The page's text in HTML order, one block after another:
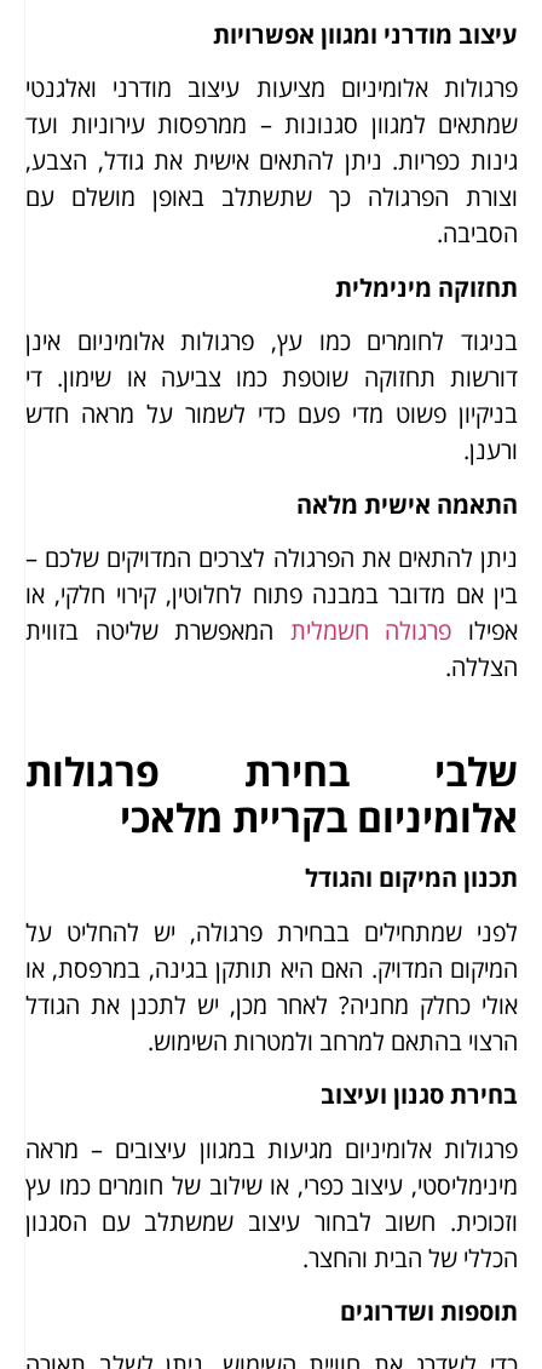
עיצוב מודרני ומגוון אפשרויות
פרגולות אלומיניום מציעות עיצוב מודרני ואלגנטי
שמתאים למגוון סגנונות – ממרפסות עירוניות ועד
גינות כפריות. ניתן להתאים אישית את גודל, הצבע,
וצורת הפרגולה כך שתשתלב באופן מושלם עם
הסביבה.
תחזוקה מינימלית
בניגוד לחומרים כמו עץ, פרגולות אלומיניום אינן
דורשות תחזוקה שוטפת כמו צביעה או שימון. די
בניקיון פשוט מדי פעם כדי לשמור על מראה חדש
ורענן.
התאמה אישית מלאה
ניתן להתאים את הפרגולה לצרכים המדויקים שלכם –
בין אם מדובר במבנה פתוח לחלוטין, קירוי חלקי, או
אפילו פרגולה חשמלית המאפשרת שליטה בזווית
הצללה.
שלבי בחירת פרגולות
אלומיניום בקריית מלאכי
תכנון המיקום והגודל
לפני שמתחילים בבחירת פרגולה, יש להחליט על
המיקום המדויק. האם היא תותקן בגינה, במרפסת, או
אולי כחלק מחניה? לאחר מכן, יש לתכנן את הגודל
הרצוי בהתאם למרחב ולמטרות השימוש.
בחירת סגנון ועיצוב
פרגולות אלומיניום מגיעות במגוון עיצובים – מראה
מינימליסטי, עיצוב כפרי, או שילוב של חומרים כמו עץ
וזכוכית. חשוב לבחור עיצוב שמשתלב עם הסגנון
הכללי של הבית והחצר.
תוספות ושדרוגים